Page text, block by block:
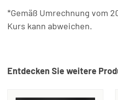
*Gemäß Umrechnung vom
Kurs kann abweichen.
Entdecken Sie weitere